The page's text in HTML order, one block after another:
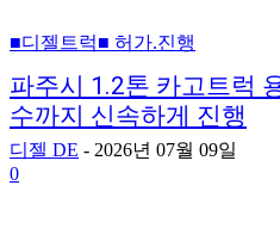
■디젤트럭■ 허가.진행
파주시 1.2톤 카고트럭
수까지 신속하게 진행
디젤 DE - 2026년 07월 09일
0